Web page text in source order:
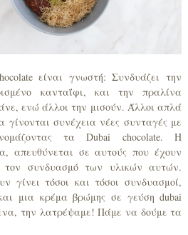
είναι γνωστή: Συνδυάζει την
κανταΐφι, και την πραλίνα
ενώ άλλοι την μισούν. Άλλοι απλά
συνέχεια νέες συνταγές με
τα Dubai chocolate. Η
απευθύνεται σε αυτούς που έχουν
τον συνδυασμό των υλικών αυτών.
γίνει τόσοι και τόσοι συνδυασμοί,
μια κρέμα βρώμης σε γεύση dubai
την λατρέψαμε! Πάμε να δούμε τα